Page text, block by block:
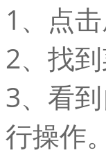
1、点
2、找
3、看
行操作。